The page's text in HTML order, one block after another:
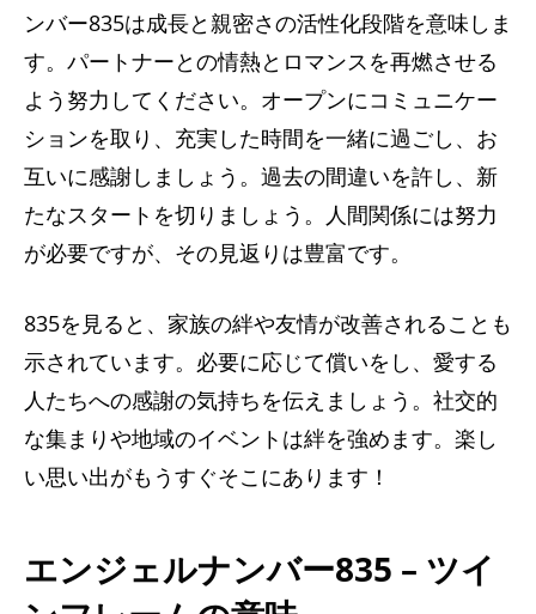
ンバー835は成長と親密さの活性化段階を意味しま
す。パートナーとの情熱とロマンスを再燃させる
よう努力してください。オープンにコミュニケー
ションを取り、充実した時間を一緒に過ごし、お
互いに感謝しましょう。過去の間違いを許し、新
たなスタートを切りましょう。人間関係には努力
が必要ですが、その見返りは豊富です。
835を見ると、家族の絆や友情が改善されることも
示されています。必要に応じて償いをし、愛する
人たちへの感謝の気持ちを伝えましょう。社交的
な集まりや地域のイベントは絆を強めます。楽し
い思い出がもうすぐそこにあります！
エンジェルナンバー835 – ツイ